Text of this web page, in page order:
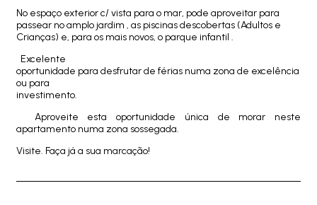
No espaço exterior c/ vista para o mar, pode aproveitar para
passear no amplo jardim , as piscinas descobertas (Adultos e
Crianças) e, para os mais novos, o parque infantil .
Excelente
oportunidade para desfrutar de férias numa zona de excelência
ou para
investimento.
Aproveite esta oportunidade única de morar neste
apartamento numa zona sossegada.
Visite. Faça já a sua marcação!